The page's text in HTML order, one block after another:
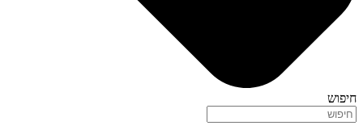
חיפוש